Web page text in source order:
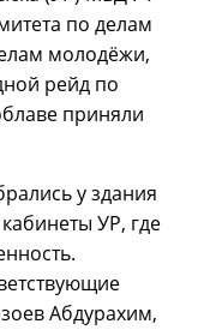
по делам
молодёжи,
рейд по
приняли
у здания
УР, где
Абдурахим,